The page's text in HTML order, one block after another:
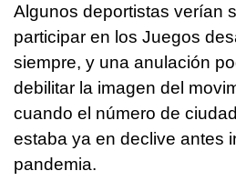
Algunos deportistas verían
participar en los Juegos
siempre, y una anulación
debilitar la imagen del
cuando el número de
estaba ya en declive antes
pandemia.